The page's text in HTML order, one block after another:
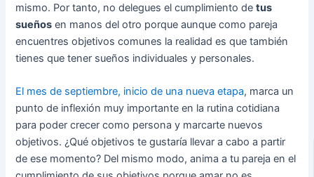
mismo. Por tanto, no delegues el cumplimiento detus
sueños en manos del otro porque aunque como pareja
encuentres objetivos comunes la realidad es que también
tienes que tener sueños individuales y personales.
El mes de septiembre, inicio de una nueva etapa, marca un
punto de inflexión muy importante en la rutina cotidiana
para poder crecer como persona y marcarte nuevos
objetivos. ¿Qué objetivos te gustaría llevar a cabo a partir
de ese momento? Del mismo modo, anima a tu pareja en el